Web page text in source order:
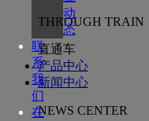
动
态
联
系
我
们
在
THROUGH TRAIN
直通车
产品中心
新闻中心
NEWS CENTER